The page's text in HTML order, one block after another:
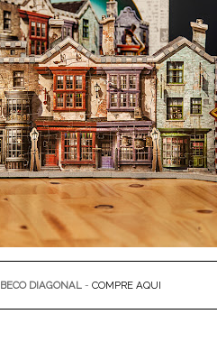
BECO DIAGONAL- COMPRE AQUI